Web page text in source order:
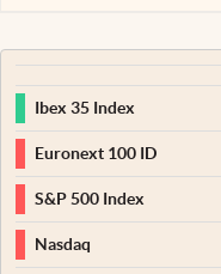
Ibex 35 Index
Euronext 100 ID
S&P 500 Index
Nasdaq